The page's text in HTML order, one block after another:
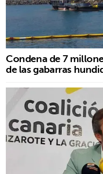
Condena de 7
de las gabarras